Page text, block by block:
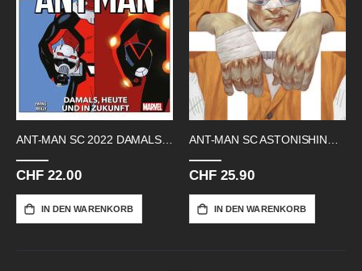
ANT-MAN SC 2022 DAMALS HEUTE UND IN
CHF 22.00
IN DEN WARENKORB
CHF 25.90
IN DEN WARENKORB